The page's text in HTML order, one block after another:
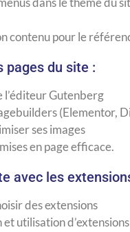
contenu pour le
pages du site :
Gutenberg
(Elementor,
ses images
en page efficace.
avec les
des extensions
utilisation